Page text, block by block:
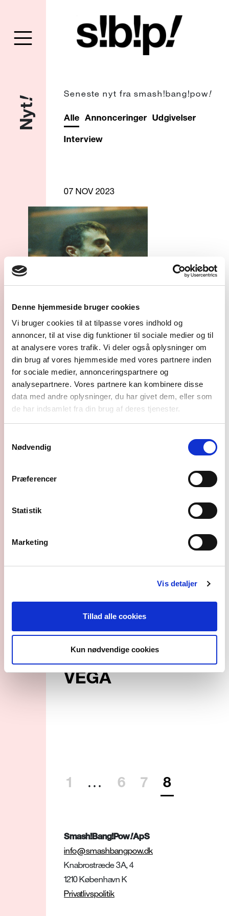
Denne hjemmeside bruger cookies
Vi bruger cookies til at tilpasse vores indhold og
annoncer, til at vise dig funktioner til sociale medier og til
at analysere vores trafik. Vi deler også oplysninger om
din brug af vores hjemmeside med vores partnere inden
for sociale medier, annonceringspartnere og
analysepartnere. Vores partnere kan kombinere disse
data med andre oplysninger, du har givet dem, eller som
de har indsamlet fra din brug af deres tjenester.
Nødvendig
Præferencer
Statistik
Marketing
Vis detaljer
Tillad alle cookies
Kun nødvendige cookies
koncerter
agentur
syd for
solen
nyhedsbrev
Nyt
!
Seneste nyt fra smash!bang!pow!
Alle Annonceringer Udgivelser
Interview
07 NOV 2023
SYD FOR SOLEN
præsenterer Fred
again.. (UK) på SYD
FOR SOLEN 2024
Presse
Interview med
Charlie Crockett
(US) før koncerten i
VEGA
1 … 6 7 8
Smash!Bang!Pow!ApS
info@smashbangpow.dk
Knabrostræde 3A, 4
1210 København K
Privatlivspolitik